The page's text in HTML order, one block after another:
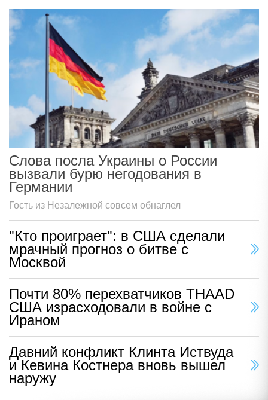
Слова посла Украины о России
вызвали бурю негодования в
Германии
Гость из Незалежной совсем обнаглел
"Кто проиграет": в США сделали
мрачный прогноз о битве с
Москвой
Почти 80% перехватчиков THAAD
США израсходовали в войне с
Ираном
Давний конфликт Клинта Иствуда
и Кевина Костнера вновь вышел
наружу